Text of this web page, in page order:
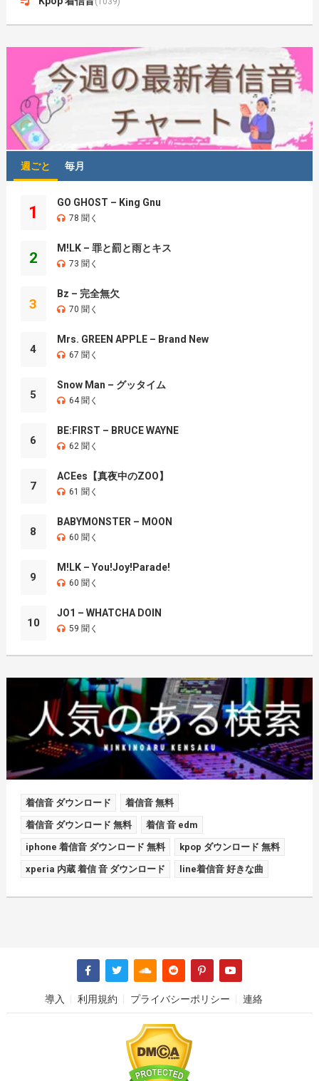
週ごと 毎月
1
GO GHOST – King Gnu
78 聞く
2
M!LK – 罪と罰と雨とキス
73 聞く
3
Bz – 完全無欠
70 聞く
4
Mrs. GREEN APPLE – Brand New
67 聞く
5
Snow Man – グッタイム
64 聞く
6
BE:FIRST – BRUCE WAYNE
62 聞く
7
ACEes【真夜中のZOO】
61 聞く
8
BABYMONSTER – MOON
60 聞く
9
M!LK – You!Joy!Parade!
60 聞く
10
JO1 – WHATCHA DOIN
59 聞く
着信音 ダウンロード 着信音 無料
着信音 ダウンロード 無料 着信 音 edm
iphone 着信音 ダウンロード 無料 kpop ダウンロード 無料
xperia 内蔵 着信 音 ダウンロード line着信音 好きな曲
導入 利用規約 プライバシーポリシー 連絡